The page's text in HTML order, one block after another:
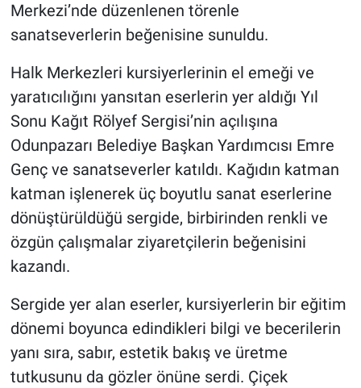
Merkezi’nde düzenlenen törenle
sanatseverlerin beğenisine sunuldu.
Halk Merkezleri kursiyerlerinin el emeği ve
yaratıcılığını yansıtan eserlerin yer aldığı Yıl
Sonu Kağıt Rölyef Sergisi’nin açılışına
Odunpazarı Belediye Başkan Yardımcısı Emre
Genç ve sanatseverler katıldı. Kağıdın katman
katman işlenerek üç boyutlu sanat eserlerine
dönüştürüldüğü sergide, birbirinden renkli ve
özgün çalışmalar ziyaretçilerin beğenisini
kazandı.
Sergide yer alan eserler, kursiyerlerin bir eğitim
dönemi boyunca edindikleri bilgi ve becerilerin
yanı sıra, sabır, estetik bakış ve üretme
tutkusunu da gözler önüne serdi. Çiçek
Magazin